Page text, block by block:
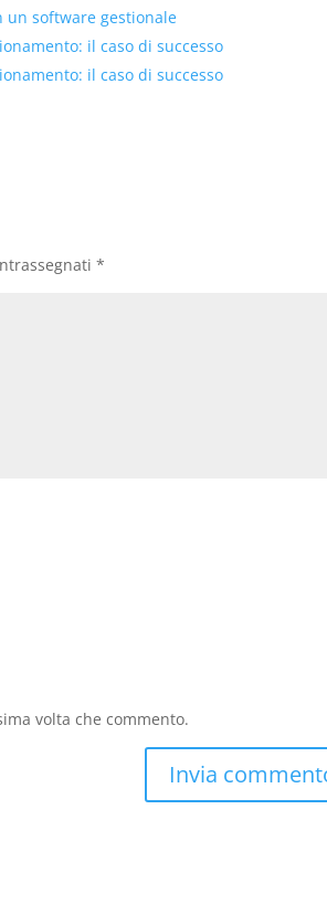
un software gestionale
il caso di successo
il caso di successo
*
volta che commento.